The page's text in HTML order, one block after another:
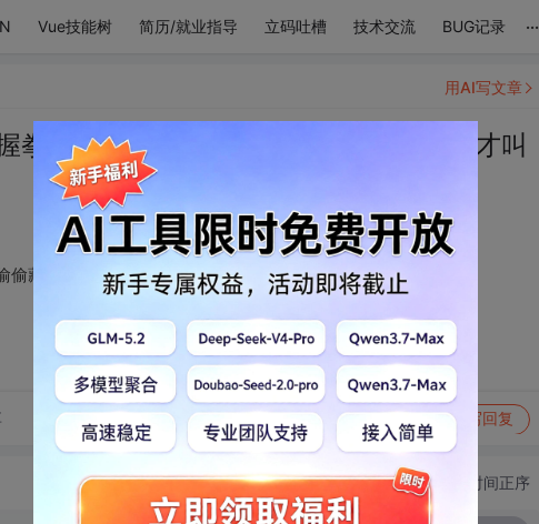
Vue技能树 简历/就业指导 立码吐槽 技术交流 BUG记录 ...
拳也握不住。那根偷偷藏起来的大拇指才叫
偷藏起来的大拇指才叫爱。
转发到动态 举报 写回复
用AI写文章
切换为时间正序